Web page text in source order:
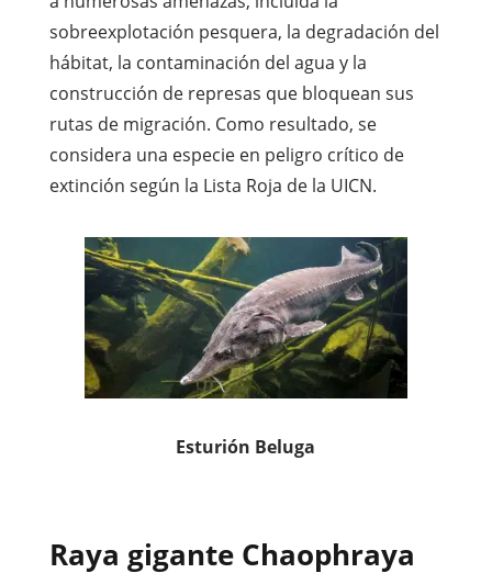
sobreexplotación pesquera, la degradación del
hábitat, la contaminación del agua y la
construcción de represas que bloquean sus
rutas de migración. Como resultado, se
considera una especie en peligro crítico de
extinción según la Lista Roja de la UICN.
Esturión Beluga
Raya gigante Chaophraya